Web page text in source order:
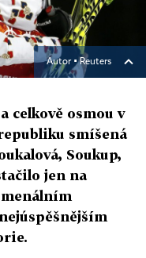
Autor ▪Reuters
celkově osmou v
smíšená
Soukup,
jen na